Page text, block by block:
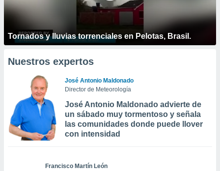
Tornados y lluvias torrenciales en Pelotas, Brasil.
Nuestros expertos
José Antonio Maldonado
Director de Meteorología
José Antonio Maldonado advierte de
un sábado muy tormentoso y señala
las comunidades donde puede llover
con intensidad
Francisco Martín León